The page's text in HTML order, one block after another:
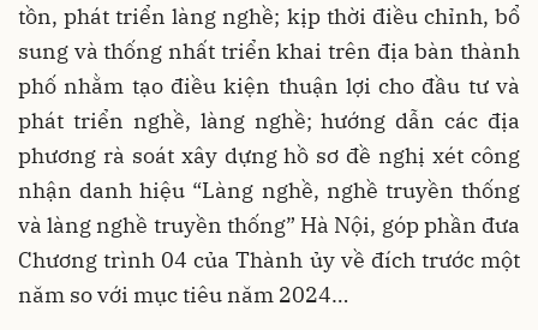
tồn, phát triển làng nghề; kịp thời điều chỉnh, bổ
sung và thống nhất triển khai trên địa bàn thành
phố nhằm tạo điều kiện thuận lợi cho đầu tư và
phát triển nghề, làng nghề; hướng dẫn các địa
phương rà soát xây dựng hồ sơ đề nghị xét công
nhận danh hiệu “Làng nghề, nghề truyền thống
và làng nghề truyền thống” Hà Nội, góp phần đưa
Chương trình 04 của Thành ủy về đích trước một
năm so với mục tiêu năm 2024…